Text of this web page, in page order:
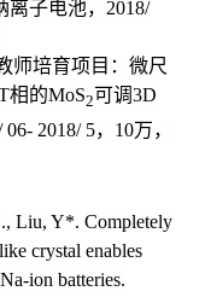
子电池， 2018/
师培育项目：微尺
相的MoS2可调3D
06- 2018/ 5， 10万，
Liu, Y*. Completely
crystal enables
ion batteries.